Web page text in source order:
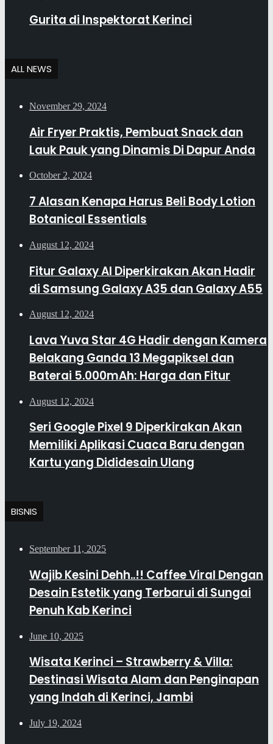
Gurita di Inspektorat Kerinci
ALL NEWS
November 29, 2024
Air Fryer Praktis, Pembuat Snack dan
Lauk Pauk yang Dinamis Di Dapur Anda
October 2, 2024
7 Alasan Kenapa Harus Beli Body Lotion
Botanical Essentials
August 12, 2024
Fitur Galaxy AI Diperkirakan Akan Hadir
di Samsung Galaxy A35 dan Galaxy A55
August 12, 2024
Lava Yuva Star 4G Hadir dengan Kamera
Belakang Ganda 13 Megapiksel dan
Baterai 5.000mAh: Harga dan Fitur
August 12, 2024
Seri Google Pixel 9 Diperkirakan Akan
Memiliki Aplikasi Cuaca Baru dengan
Kartu yang Dididesain Ulang
BISNIS
September 11, 2025
Wajib Kesini Dehh..!! Caffee Viral Dengan
Desain Estetik yang Terbarui di Sungai
Penuh Kab Kerinci
June 10, 2025
Wisata Kerinci – Strawberry & Villa:
Destinasi Wisata Alam dan Penginapan
yang Indah di Kerinci, Jambi
July 19, 2024